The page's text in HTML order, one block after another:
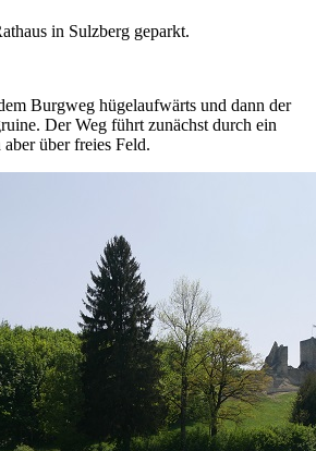
in Sulzberg geparkt.
Burgweg hügelaufwärts und dann der
Der Weg führt zunächst durch ein
über freies Feld.